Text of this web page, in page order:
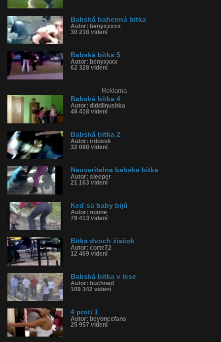
Babská bahenná bitka
Autor: benyxxxxx
30 218 videní
Babská bitka 5
Autor: benyxxxx
62 328 videní
Reklama
Babská bitka 4
Autor: diddlinushka
48 418 videní
Babská bitka 2
Autor: irdosvk
32 088 videní
Neuveritelna babska bitka
Autor: sleeper
21 163 videní
Keď sa baby bijú
Autor: noone
79 413 videní
Bitka dvoch žiačok
Autor: corte72
12 469 videní
Babská bitka v lese
Autor: buchnad
109 342 videní
4 proti 1
Autor: beyoncefans
25 957 videní